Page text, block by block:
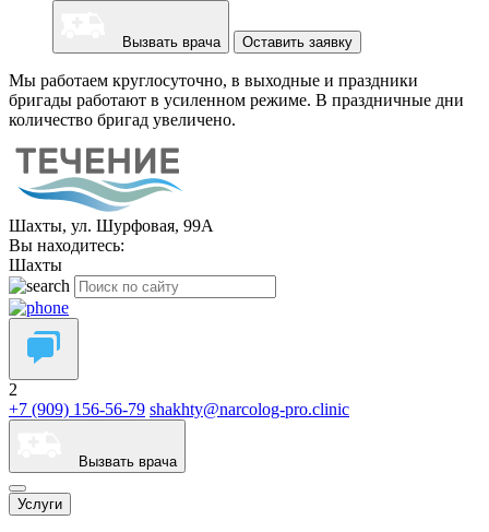
Вызвать врача Оставить заявку
Мы работаем круглосуточно, в выходные и праздники
бригады работают в усиленном режиме. В праздничные дни
количество бригад увеличено.
Шахты, ул. Шурфовая, 99А
Вы находитесь:
Шахты
2
+7 (909) 156-56-79 shakhty@narcolog-pro.clinic
Вызвать врача
Услуги